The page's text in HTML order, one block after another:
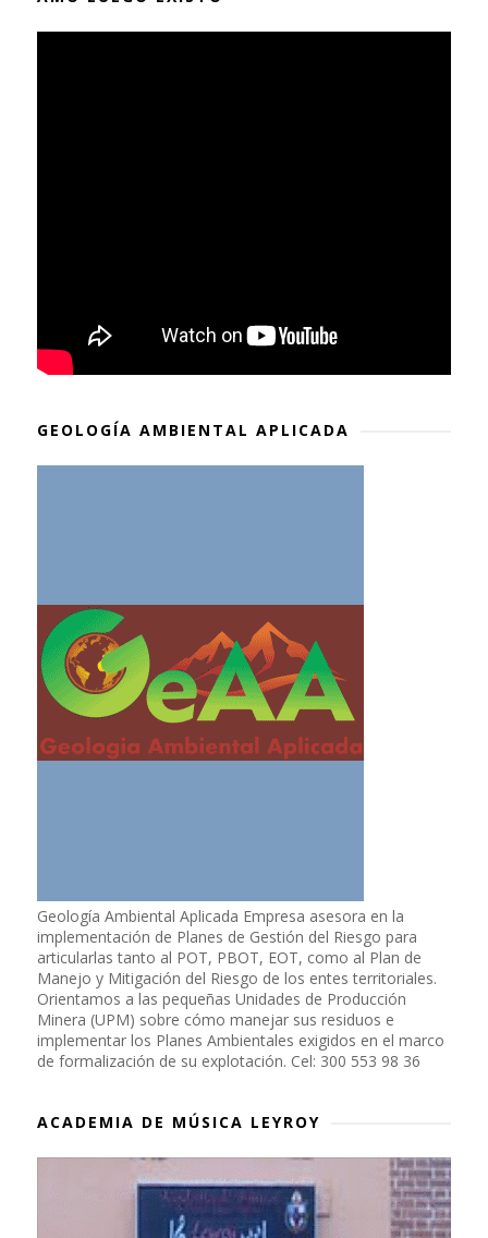
GEOLOGÍA AMBIENTAL APLICADA
Geología Ambiental Aplicada Empresa asesora en la
implementación de Planes de Gestión del Riesgo para
articularlas tanto al POT, PBOT, EOT, como al Plan de
Manejo y Mitigación del Riesgo de los entes territoriales.
Orientamos a las pequeñas Unidades de Producción
Minera (UPM) sobre cómo manejar sus residuos e
implementar los Planes Ambientales exigidos en el marco
de formalización de su explotación. Cel: 300 553 98 36
ACADEMIA DE MÚSICA LEYROY